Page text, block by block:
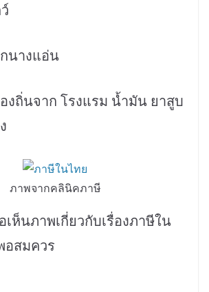
นางแอ่น
งถิ่นจาก โรงแรม น้ำมัน ยาสูบ
ภาพจากคลินิคภาษี
เห็นภาพเกี่ยวกับเรื่องภาษีใน
อสมควร